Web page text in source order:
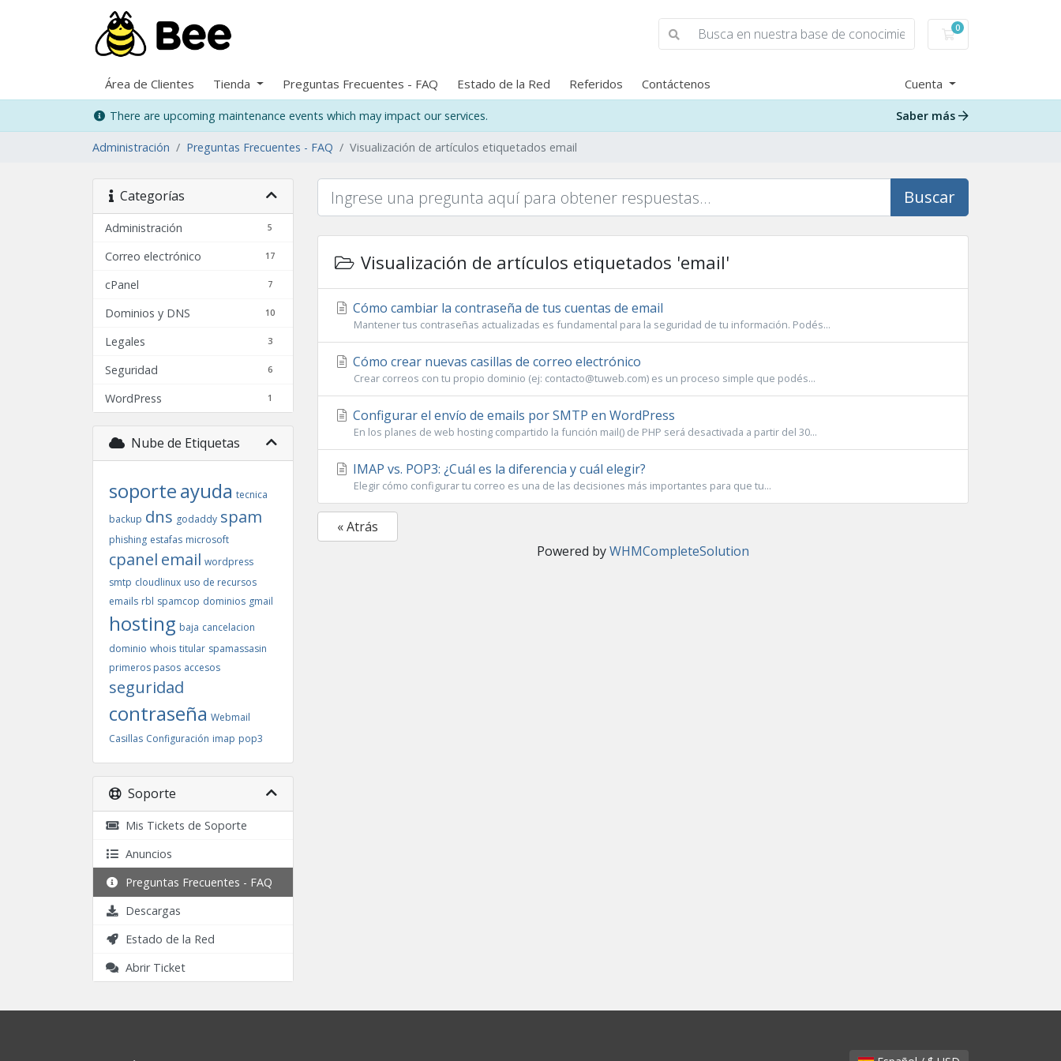
0
Carro de Pedidos
Área de Clientes Tienda Preguntas Frecuentes - FAQ Estado de la Red Referidos Contáctenos Cuenta
There are upcoming maintenance events which may impact our services. Saber más
Administración Preguntas Frecuentes - FAQ Visualización de artículos etiquetados email
Categorías
5
Administración
17
Correo electrónico
7
cPanel
10
Dominios y DNS
3
Legales
6
Seguridad
1
WordPress
Nube de Etiquetas
soporteayuda tecnica
backup dns godaddy spam
phishing estafas microsoft
cpanel email wordpress
smtp cloudlinux uso de recursos
emails rbl spamcop dominios gmail
hosting baja cancelacion
dominio whois titular spamassasin
primeros pasos accesos
seguridad
contraseña Webmail
Casillas Configuración imap pop3
Soporte
Mis Tickets de Soporte
Anuncios
Preguntas Frecuentes - FAQ
Descargas
Estado de la Red
Abrir Ticket
Buscar
Visualización de artículos etiquetados 'email'
Cómo cambiar la contraseña de tus cuentas de email
Mantener tus contraseñas actualizadas es fundamental para la seguridad de tu información. Podés...
Cómo crear nuevas casillas de correo electrónico
Crear correos con tu propio dominio (ej: contacto@tuweb.com) es un proceso simple que podés...
Configurar el envío de emails por SMTP en WordPress
En los planes de web hosting compartido la función mail() de PHP será desactivada a partir del 30...
IMAP vs. POP3: ¿Cuál es la diferencia y cuál elegir?
Elegir cómo configurar tu correo es una de las decisiones más importantes para que tu...
« Atrás
Powered byWHMCompleteSolution